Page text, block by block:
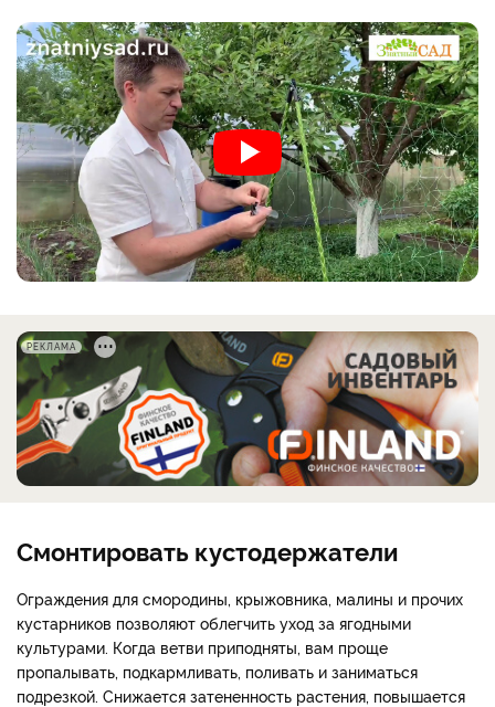
РЕКЛАМА
Смонтировать кустодержатели
Ограждения для смородины, крыжовника, малины и прочих
кустарников позволяют облегчить уход за ягодными
культурами. Когда ветви приподняты, вам проще
пропалывать, подкармливать, поливать и заниматься
подрезкой. Снижается затененность растения, повышается